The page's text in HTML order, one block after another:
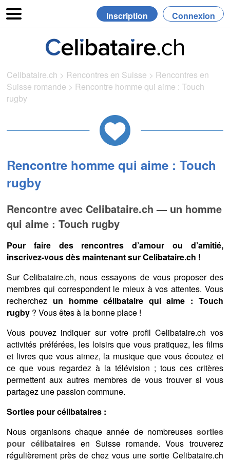
Inscription Connexion
Celibataire.ch > Rencontres en Suisse > Rencontres en
Suisse romande > Rencontre homme qui aime : Touch
rugby
Rencontre homme qui aime : Touch
rugby
Rencontre avec Celibataire.ch — un homme
qui aime : Touch rugby
Pour faire des rencontres d’amour ou d’amitié,
inscrivez-vous dès maintenant sur Celibataire.ch !
Sur Celibataire.ch, nous essayons de vous proposer des
membres qui correspondent le mieux à vos attentes. Vous
recherchez un homme célibataire qui aime : Touch
rugby ? Vous êtes à la bonne place !
Vous pouvez indiquer sur votre profil Celibataire.ch vos
activités préférées, les loisirs que vous pratiquez, les films
et livres que vous aimez, la musique que vous écoutez et
ce que vous regardez à la télévision ; tous ces critères
permettent aux autres membres de vous trouver si vous
partagez une passion commune.
Sorties pour célibataires :
Nous organisons chaque année de nombreuses sorties
pour célibatairesen Suisse romande. Vous trouverez
régulièrement près de chez vous une sortie Celibataire.ch